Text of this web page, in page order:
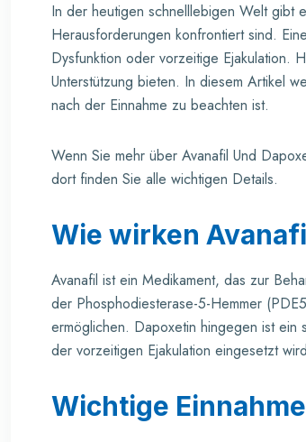
In der heutigen schnelllebigen Welt gibt
Herausforderungen konfrontiert sind.
Dysfunktion oder vorzeitige Ejakulation.
Unterstützung bieten. In diesem Artikel
nach der Einnahme zu beachten ist.
Wenn Sie mehr über Avanafil Und
dort finden Sie alle wichtigen Details.
Wie wirken
Avanafil ist ein Medikament, das zur
der Phosphodiesterase-5-Hemmer
ermöglichen. Dapoxetin hingegen ist ein
der vorzeitigen Ejakulation eingesetzt
Wichtige